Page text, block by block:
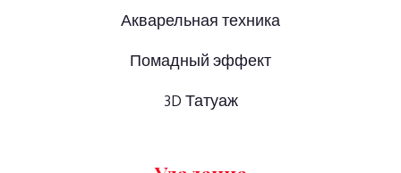
Акварельная техника
Помадный эффект
3D Татуаж